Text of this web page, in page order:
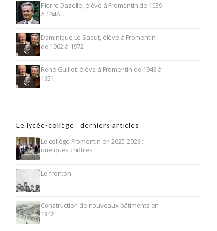
Pierre Dazelle, élève à Fromentin de 1939
à 1946
Dominique Le Saout, élève à Fromentin
de 1962 à 1972
René Guillot, élève à Fromentin de 1948 à
1951
Le lycée-collège : derniers articles
Le collège Fromentin en 2025-2026 :
quelques chiffres
Le fronton
Construction de nouveaux bâtiments en
1842